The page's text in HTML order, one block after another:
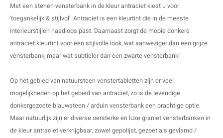
Met een stenen vensterbank in de kleur antraciet kiest u voor
'toegankelijk & stijlvol'. Antraciet is een kleurtint die in de meeste
interieurstijlen naadloos past. Daarnaast zorgt de mooie donkere
antraciet kleurtint voor een stijlvolle look, wat aanweziger dan een grijze
vensterbank, maar wat subtieler dan een zwarte vensterbank!
Op het gebied van natuursteen venstertabletten zijn er veel
mogelijkheden op het gebied van antraciet, zo is de levendige
donkergezoete blauwsteen / arduin vensterbank een prachtige optie.
Maar natuurlijk zijn er diverse oersterke en luxe graniet vensterbanken in
de kleur antraciet verkrijgbaar, zowel gepolijst, gezoet als gevlamd /